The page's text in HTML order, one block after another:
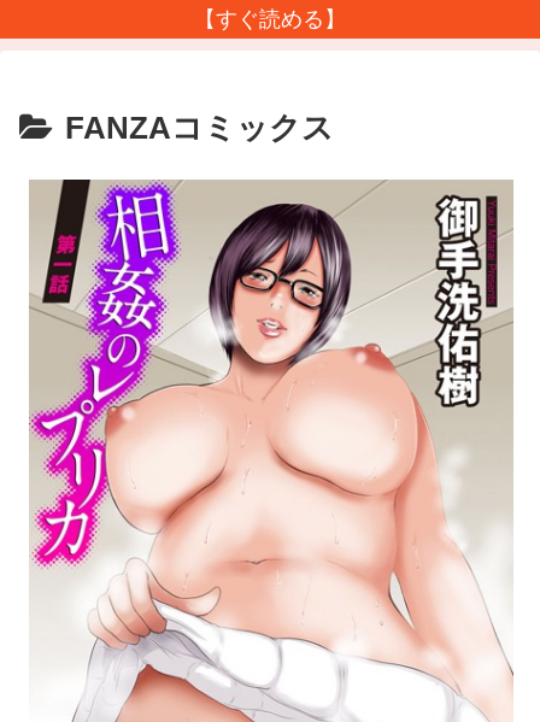
【すぐ読める】
FANZAコミックス